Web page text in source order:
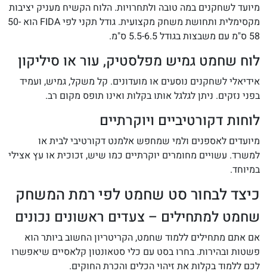
מיועד לשחקנים במה טובה ולתחרויות. הלוח הקשיח מעניק יציבות
מקסימלית ותחושת משחק מקצועית. גודל תקני לפי FIDA הוא 50-
58 ס"מ עם משבצות בגודל 5.5-6.5 ס"מ.
לוח שחמט גמיש מפלסטיק, עור או סיליקון
אידיאלי לשחקנים נוסעים או מועדונים. קל משקל, גמיש, ועמיד
בפני נזקים. ניתן לגלגל אותו בקלות ואינו תופס מקום רב.
לוחות דקורטיביים ויוקרתיים
מיועדים לאספנים ולמי שמחפש אלמנט דקורטיבי לבית או
למשרד. עשויים מחומרים יוקרתיים כמו שיש, זכוכית או עץ אצילי
במיוחד.
כיצד לבחור סט שחמט לפי רמת המשחק
שחמט למתחילים – צעדים ראשונים נכונים
אם אתם מתחילים ללמוד שחמט, הקריטריון החשוב ביותר הוא
פשטות ובהירות. בחרו בסט עם כלי סטאונטון קלאסיים שיאפשרו
לכם ללמוד בקלות את זיהוי הכלים והכרת החוקים.